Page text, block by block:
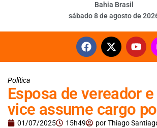
Bahia Brasil
sábado 8 de agosto de
Política
Esposa de vereador
vice assume cargo
01/07/2025 15h49 porThiago